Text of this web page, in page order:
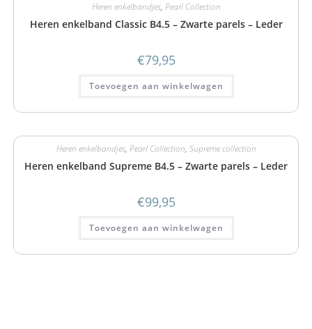
Heren enkelbandjes, Pearl Collection
Heren enkelband Classic B4.5 – Zwarte parels – Leder
€79,95
Toevoegen aan winkelwagen
Heren enkelbandjes, Pearl Collection, Supreme collection
Heren enkelband Supreme B4.5 – Zwarte parels – Leder
€99,95
Toevoegen aan winkelwagen